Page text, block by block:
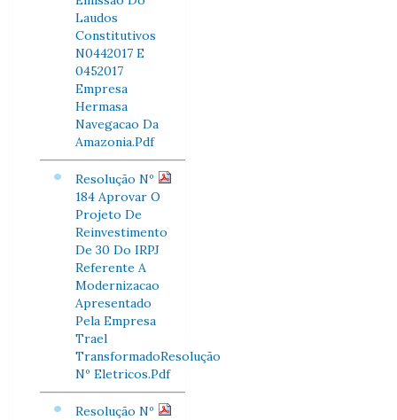
Laudos
Constitutivos
N0442017 E
0452017
Empresa
Hermasa
Navegacao Da
Amazonia.Pdf
Resolução Nº
184 Aprovar O
Projeto De
Reinvestimento
De 30 Do IRPJ
Referente A
Modernizacao
Apresentado
Pela Empresa
Trael
TransformadoResolução
Nº Eletricos.Pdf
Resolução Nº